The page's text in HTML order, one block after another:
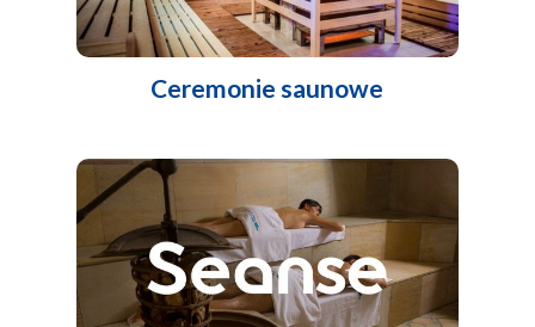
Ceremonie saunowe